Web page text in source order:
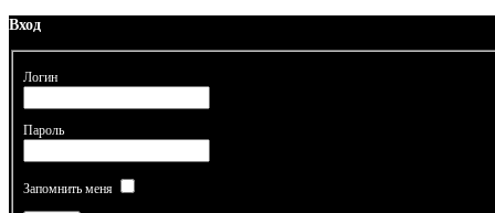
Вход
Логин
Пароль
Запомнить меня